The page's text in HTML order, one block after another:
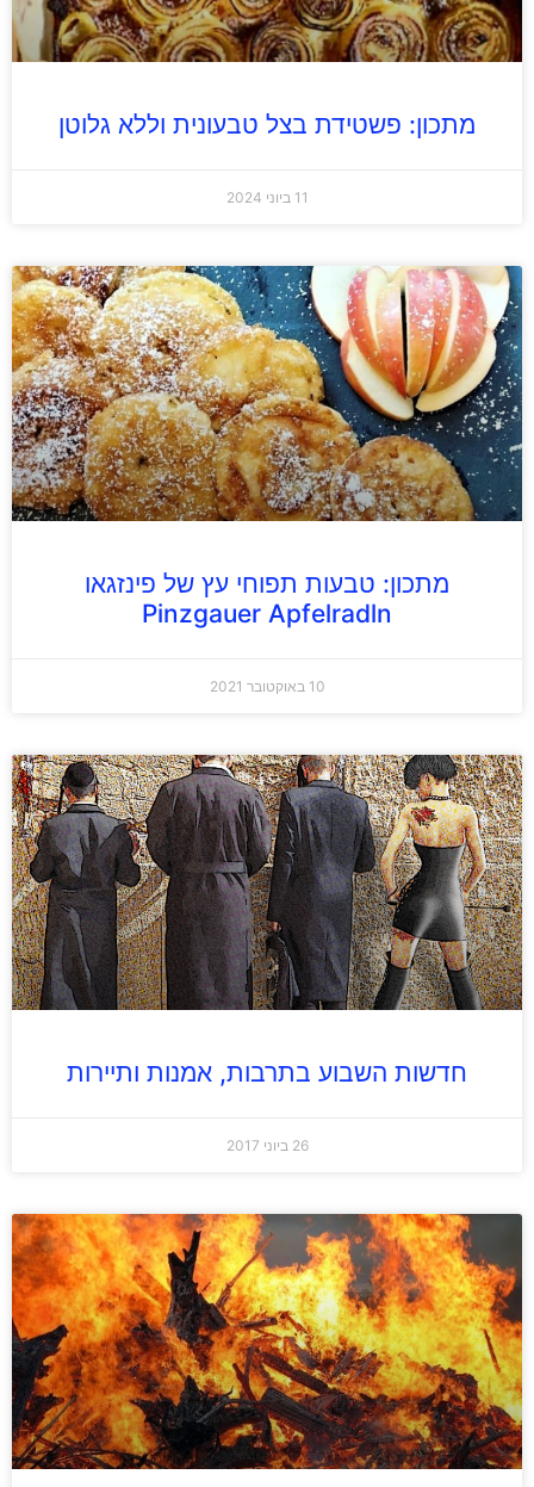
מתכון: פשטידת בצל טבעונית וללא גלוטן
11 ביוני 2024
מתכון: טבעות תפוחי עץ של פינזגאו
Pinzgauer Apfelradln
10 באוקטובר 2021
חדשות השבוע בתרבות, אמנות ותיירות
26 ביוני 2017